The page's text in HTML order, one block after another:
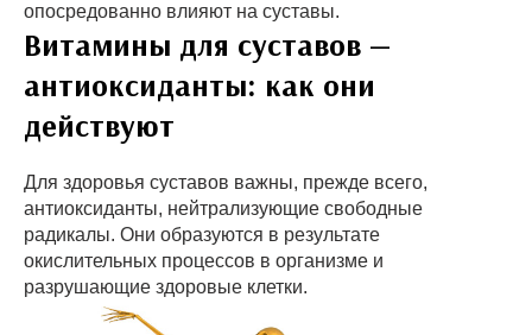
опосредованно влияют на суставы.
Витамины для суставов —
антиоксиданты: как они
действуют
Для здоровья суставов важны, прежде всего,
антиоксиданты, нейтрализующие свободные
радикалы. Они образуются в результате
окислительных процессов в организме и
разрушающие здоровые клетки.